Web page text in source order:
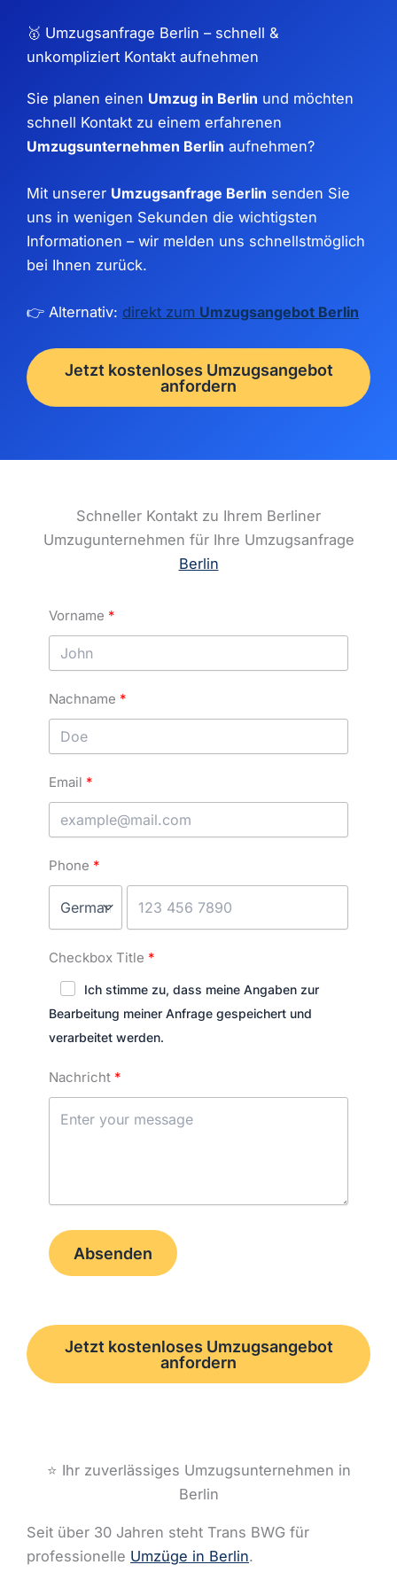
🥇 Umzugsanfrage Berlin – schnell &
unkompliziert Kontakt aufnehmen
Sie planen einen Umzug in Berlin und möchten
schnell Kontakt zu einem erfahrenen
Umzugsunternehmen Berlin aufnehmen?
Mit unserer Umzugsanfrage Berlin senden Sie
uns in wenigen Sekunden die wichtigsten
Informationen – wir melden uns schnellstmöglich
bei Ihnen zurück.
👉 Alternativ: direkt zum Umzugsangebot Berlin
Jetzt kostenloses Umzugsangebot
anfordern
Schneller Kontakt zu Ihrem Berliner
Umzugunternehmen für Ihre Umzugsanfrage
Berlin
Vorname
Nachname
Email
Phone
Checkbox Title
Ich stimme zu, dass meine Angaben zur
Bearbeitung meiner Anfrage gespeichert und
verarbeitet werden.
Nachricht
Absenden
Jetzt kostenloses Umzugsangebot
anfordern
⭐ Ihr zuverlässiges Umzugsunternehmen in
Berlin
Seit über 30 Jahren steht Trans BWG für
professionelle Umzüge in Berlin.